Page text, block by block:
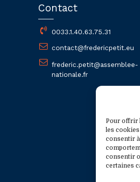
Pour offrir
les
consentir
consentir
certaines
Contact
0033.1.40.63.75.31
contact@fredericpetit.eu
frederic.petit@assemblee-
nationale.fr